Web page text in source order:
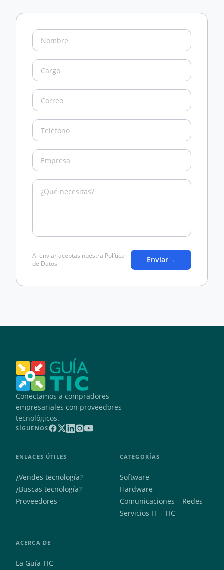
Al enviar aceptas nuestra Política
de Datos
Enviar→
Conectamos a compradores
empresariales con proveedores
tecnológicos.
SÍGUENOS
ENLACES ÚTILES
¿Vendes tecnología?
¿Buscas tecnología?
Proveedores
CATEGORÍAS
Software
Hardware
Comunicaciones – Redes
Servicios IT – TIC
ACERCA DE
La Guía TIC